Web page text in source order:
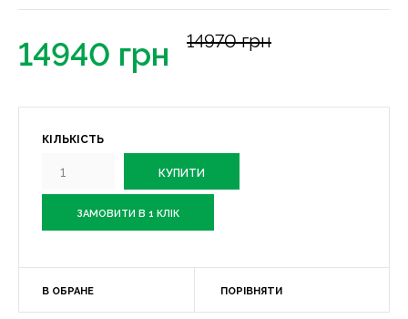
14940 грн 14970 грн
КІЛЬКІСТЬ
ЗАМОВИТИ В 1 КЛІК
В ОБРАНЕ ПОРІВНЯТИ